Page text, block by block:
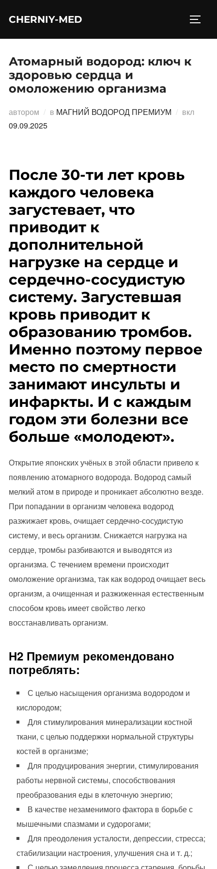
CHERNIY-MED
Атомарный водород: ключ к
здоровью сердца и
омоложению организма
автором в МАГНИЙ ВОДОРОД ПРЕМИУМ вкл
09.09.2025
После 30-ти лет кровь
каждого человека
загустевает, что
приводит к
дополнительной
нагрузке на сердце и
сердечно-сосудистую
систему. Загустевшая
кровь приводит к
образованию тромбов.
Именно поэтому первое
место по смертности
занимают инсульты и
инфаркты. И с каждым
годом эти болезни все
больше «молодеют».
Открытие японских учёных в этой области привело к
появлению атомарного водорода. Водород самый
мелкий атом в природе и проникает абсолютно везде.
При попадании в организм человека водород
разжижает кровь, очищает сердечно-сосудистую
систему, и весь организм. Снижается нагрузка на
сердце, тромбы разбиваются и выводятся из
организма. С течением времени происходит
омоложение организма, так как водород очищает весь
организм, а очищенная и разжиженная естественным
способом кровь имеет свойство легко
восстанавливать организм.
Н2 Премиум рекомендовано
потреблять:
С целью насыщения организма водородом и
кислородом;
Для стимулирования минерализации костной
ткани, с целью поддержки нормальной структуры
костей в организме;
Для продуцирования энергии, стимулирования
работы нервной системы, способствования
преобразования еды в клеточную энергию;
В качестве незаменимого фактора в борьбе с
мышечными спазмами и судорогами;
Для преодоления усталости, депрессии, стресса;
стабилизации настроения, улучшения сна и т. д.;